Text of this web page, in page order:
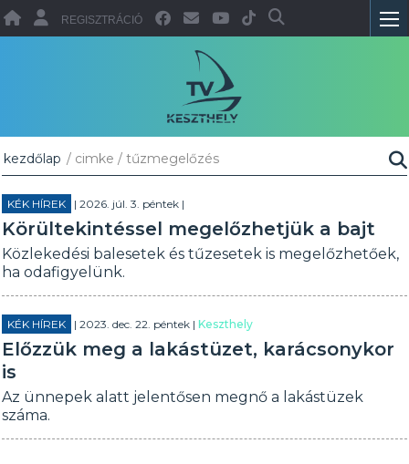
REGISZTRÁCIÓ
kezdőlap / cimke / tűzmegelőzés
KÉK HÍREK | 2026. júl. 3. péntek |
Körültekintéssel megelőzhetjük a bajt
Közlekedési balesetek és tűzesetek is megelőzhetőek,
ha odafigyelünk.
KÉK HÍREK | 2023. dec. 22. péntek |Keszthely
Előzzük meg a lakástüzet, karácsonykor
is
Az ünnepek alatt jelentősen megnő a lakástüzek
száma.